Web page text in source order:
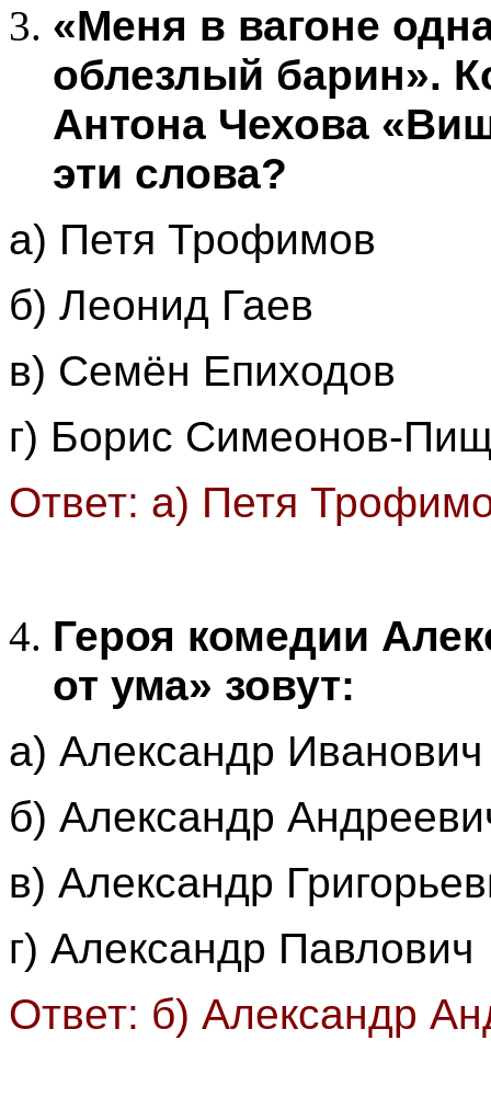
«Меня в вагоне
облезлый барин».
Антона Чехова
эти слова?
а) Петя Трофимов
б) Леонид Гаев
в) Семён Епиходов
г) Борис Симеонов-
Ответ: а) Петя
Героя комедии
от ума» зовут:
а) Александр Иванович
б) Александр
в) Александр
г) Александр Павлович
Ответ: б) Александр